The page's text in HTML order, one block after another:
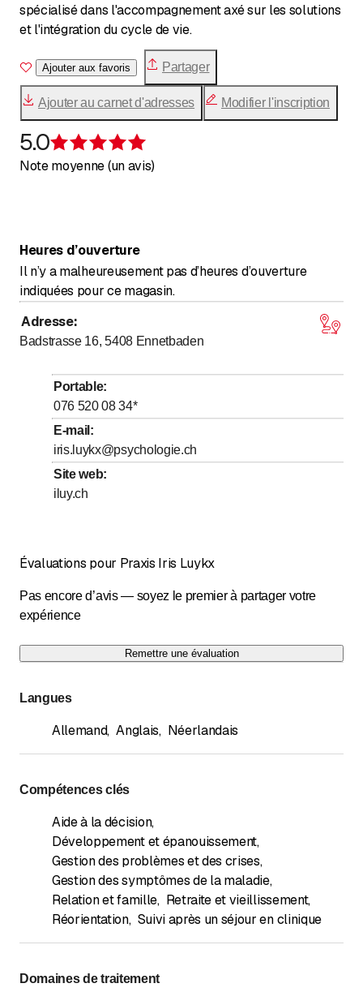
spécialisé dans l'accompagnement axé sur les solutions
et l'intégration du cycle de vie.
Ajouter aux favoris Partager
Ajouter au carnet d'adresses Modifier l'inscription
5.0
Note moyenne (un avis)
Heures d’ouverture
Il n’y a malheureusement pas d’heures d’ouverture
indiquées pour ce magasin.
Adresse:
Badstrasse 16, 5408 Ennetbaden
Portable:
076 520 08 34*
E-mail :
iris.luykx@psychologie.ch
Site web:
iluy.ch
Évaluations pour Praxis Iris Luykx
Pas encore d’avis — soyez le premier à partager votre
expérience
Remettre une évaluation
Langues
Allemand, Anglais, Néerlandais
Compétences clés
Aide à la décision,
Développement et épanouissement,
Gestion des problèmes et des crises,
Gestion des symptômes de la maladie,
Relation et famille, Retraite et vieillissement,
Réorientation, Suivi après un séjour en clinique
Domaines de traitement